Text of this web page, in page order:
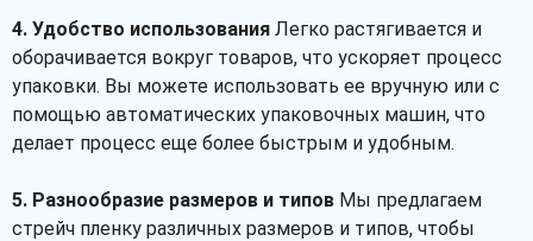
4. Удобство использования Легко растягивается и
оборачивается вокруг товаров, что ускоряет процесс
упаковки. Вы можете использовать ее вручную или с
помощью автоматических упаковочных машин, что
делает процесс еще более быстрым и удобным.
5. Разнообразие размеров и типов Мы предлагаем
стрейч пленку различных размеров и типов, чтобы